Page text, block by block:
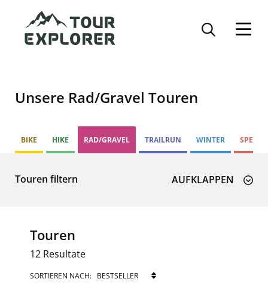
Inhalt
Unsere Rad/Gravel Touren
BIKE HIKE RAD/GRAVEL TRAILRUN WINTER
Touren filtern
TECHNISCHER SCHWIERIGKEITSGRAD
Touren
12 Resultate
SORTIEREN NACH: